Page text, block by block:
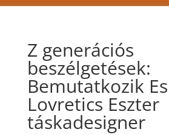
Z generációs
beszélgetések:
Bemutatkozik
Lovretics Eszter
táskadesigner